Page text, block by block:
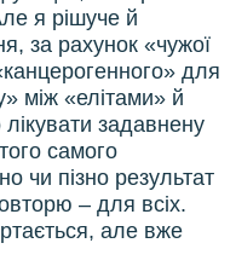
я рішуче й
за рахунок «чужої
для
між «елітами» й
задавнену
самого
чи пізно результат
– для всіх.
але вже